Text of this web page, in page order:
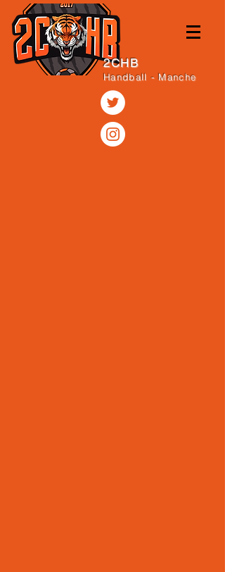
2CHB
Handball - Manche